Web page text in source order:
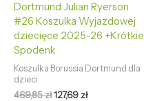
Dortmund Julian Ryerson
#26 Koszulka Wyjazdowej
dziecięce 2025-26 +Krótkie
Spodenk
Koszulka Borussia Dortmund dla
dzieci
469,85zł127,69 zł